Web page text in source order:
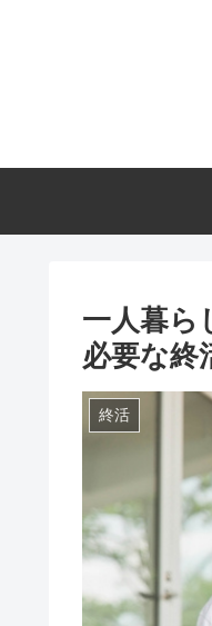
一人暮ら
必要な終
終活